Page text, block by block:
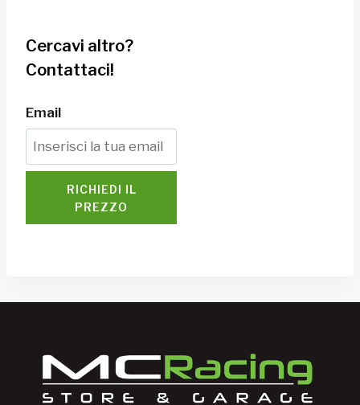
Cercavi altro?
Contattaci!
Email
RICHIEDI IL
PREZZO